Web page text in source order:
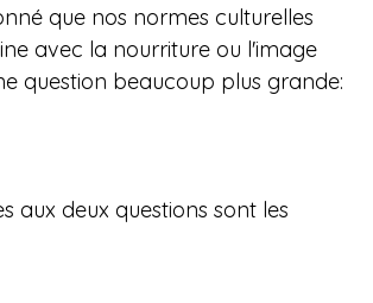
que nos normes culturelles
avec la nourriture ou l'image
question beaucoup plus grande:
aux deux questions sont les